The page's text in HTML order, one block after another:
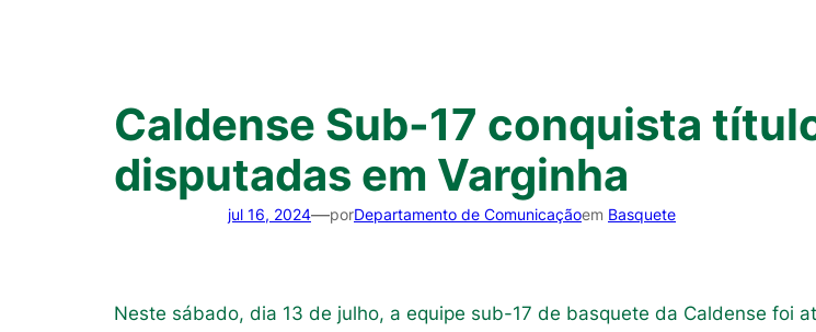
Caldense Sub-17 conquista
disputadas em Varginha
jul 16, 2024—porDepartamento de Comunicaçãoem Basquete
Neste sábado, dia 13 de julho, a equipe sub-17 de basquete da Caldense foi